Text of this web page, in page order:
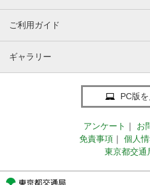
ご利用ガイド
ギャラリー
PC版
アンケート ｜
お
免責事項 ｜
個人
東京都交通